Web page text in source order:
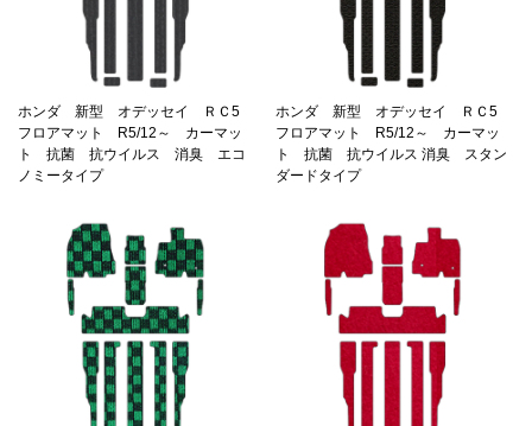
ホンダ 新型 オデッセイ ＲＣ5
フロアマット R5/12～ カーマッ
ト 抗菌 抗ウイルス 消臭 エコ
ノミータイプ
ホンダ 新型 オデッセイ ＲＣ5
フロアマット R5/12～ カーマッ
ト 抗菌 抗ウイルス 消臭 スタン
ダードタイプ